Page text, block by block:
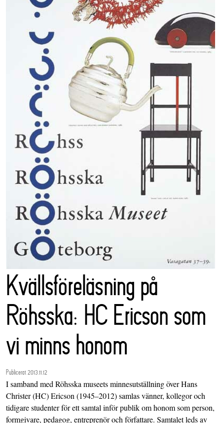
Kvällsföreläsning på
Röhsska: HC Ericson som
vi minns honom
Publicerat 2013.11.12
I samband med Röhsska museets minnesutställning över Hans
Christer (HC) Ericson (1945–2012) samlas vänner, kollegor och
tidigare studenter för ett samtal inför publik om honom som person,
formgivare, pedagog, entreprenör och författare. Samtalet leds av